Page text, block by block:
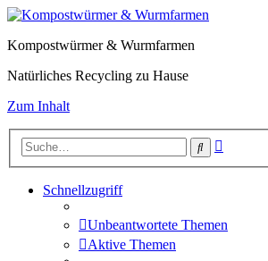
Kompostwürmer & Wurmfarmen
Natürliches Recycling zu Hause
Zum Inhalt
Suche
Schnellzugriff
Unbeantwortete Themen
Aktive Themen